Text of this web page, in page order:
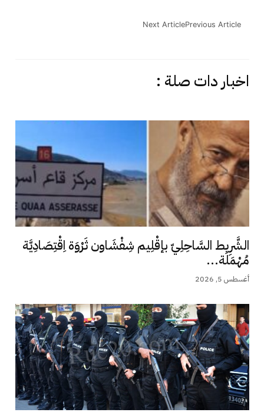
Previous Article
Next Article
اخبار دات صلة :
الشَّرِيط السَّاحِلِيّ بإقْلِيم شِفْشَاون ثَرْوَة اِقْتِصَادِيَّة
مُهْمَلَة...
أغسطس 5, 2026